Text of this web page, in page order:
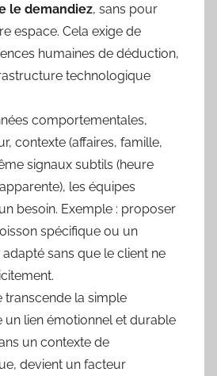
le demandiez, sans pour
espace. Cela exige de
humaines de déduction,
technologique
comportementales,
contexte (affaires, famille,
signaux subtils (heure
les équipes
besoin. Exemple : proposer
spécifique ou un
sans que le client ne
transcende la simple
un lien émotionnel et durable
un contexte de
devient un facteur